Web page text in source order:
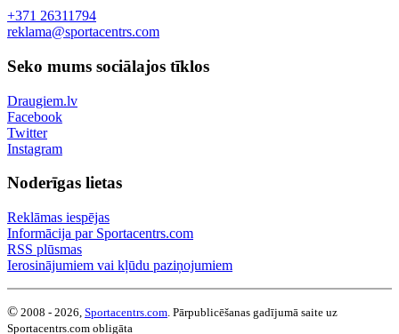
+371 26311794
reklama@sportacentrs.com
Seko mums sociālajos tīklos
Draugiem.lv
Facebook
Twitter
Instagram
Noderīgas lietas
Reklāmas iespējas
Informācija par Sportacentrs.com
RSS plūsmas
Ierosinājumiem vai kļūdu paziņojumiem
© 2008 - 2026, Sportacentrs.com. Pārpublicēšanas gadījumā saite uz
Sportacentrs.com obligāta